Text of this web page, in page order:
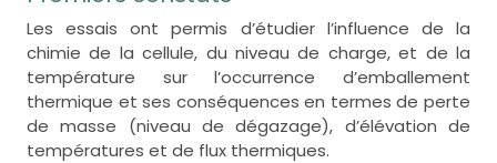
Les essais ont permis d’étudier l’influence de la
chimie de la cellule, du niveau de charge, et de la
température sur l’occurrence d’emballement
thermique et ses conséquences en termes de perte
de masse (niveau de dégazage), d’élévation de
températures et de flux thermiques.